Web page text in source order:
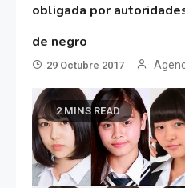
obligada por
de negro
29 Octubre 2017
2 MINS READ